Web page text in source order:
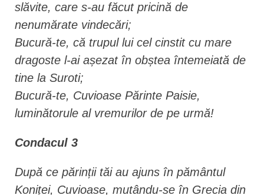
slăvite, care s-au făcut pricină de
nenumărate vindecări;
Bucură-te, că trupul lui cel cinstit cu mare
dragoste l-ai așezat în obștea întemeiată de
tine la Suroti;
Bucură-te, Cuvioase Părinte Paisie,
luminătorule al vremurilor de pe urmă!
Condacul 3
După ce părinții tăi au ajuns în pământul
Koniței, Cuvioase, mutându-se în Grecia din